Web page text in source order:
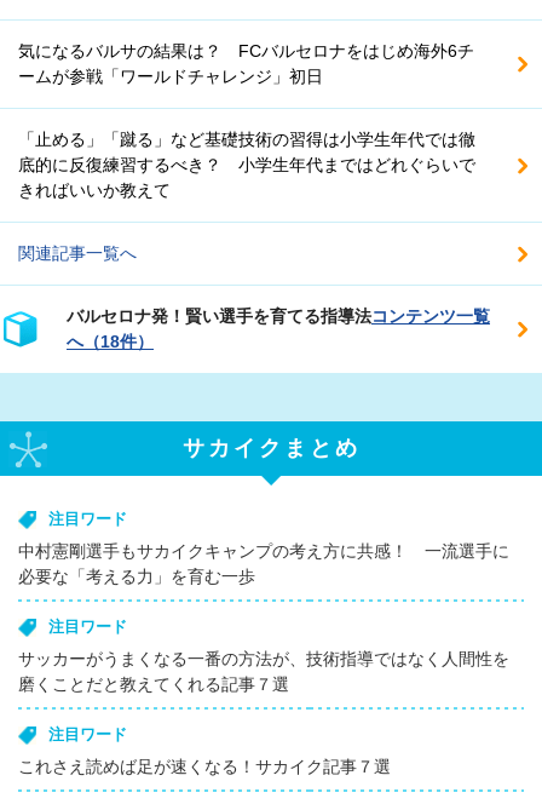
気になるバルサの結果は？ FCバルセロナをはじめ海外6チ
ームが参戦「ワールドチャレンジ」初日
「止める」「蹴る」など基礎技術の習得は小学生年代では徹
底的に反復練習するべき？ 小学生年代まではどれぐらいで
きればいいか教えて
関連記事一覧へ
バルセロナ発！賢い選手を育てる指導法コンテンツ一覧
へ（18件）
サカイクまとめ
注目ワード
中村憲剛選手もサカイクキャンプの考え方に共感！ 一流選手に
必要な「考える力」を育む一歩
注目ワード
サッカーがうまくなる一番の方法が、技術指導ではなく人間性を
磨くことだと教えてくれる記事７選
注目ワード
これさえ読めば足が速くなる！サカイク記事７選